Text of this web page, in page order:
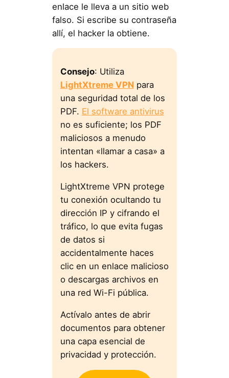
enlace le lleva a un sitio web
falso. Si escribe su contraseña
allí, el hacker la obtiene.
Consejo: Utiliza
LightXtreme VPNpara
una seguridad total de los
PDF. El software antivirus
no es suficiente; los PDF
maliciosos a menudo
intentan «llamar a casa» a
los hackers.
LightXtreme VPN protege
tu conexión ocultando tu
dirección IP y cifrando el
tráfico, lo que evita fugas
de datos si
accidentalmente haces
clic en un enlace malicioso
o descargas archivos en
una red Wi-Fi pública.
Actívalo antes de abrir
documentos para obtener
una capa esencial de
privacidad y protección.